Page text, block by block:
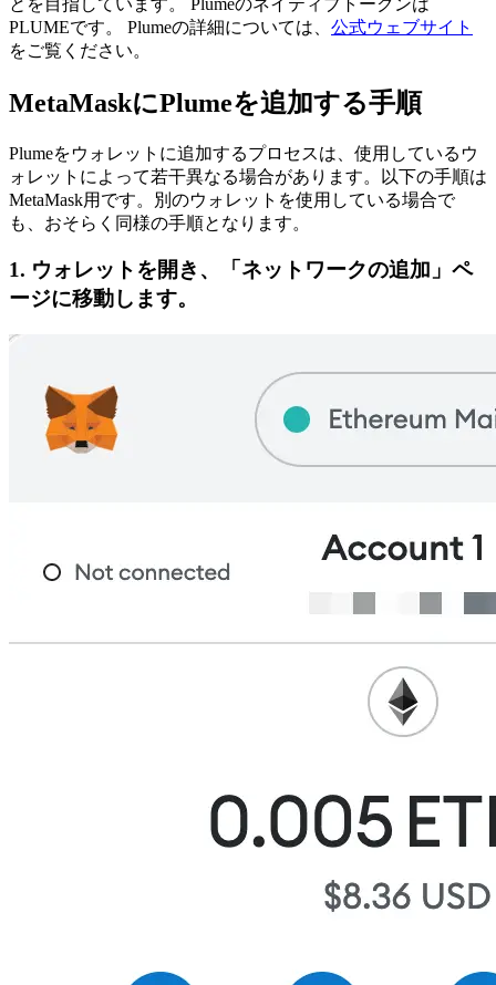
PLUMEです。
Plumeの詳細については、 公式ウェブサイト
をご覧ください。
MetaMaskにPlumeを追加する手順
Plumeをウォレットに追加するプロセスは、使用しているウ
ォレットによって若干異なる場合があります。以下の手順は
MetaMask用です。別のウォレットを使用している場合で
も、おそらく同様の手順となります。
1. ウォレットを開き、「ネットワークの追加」ペ
ージに移動します。